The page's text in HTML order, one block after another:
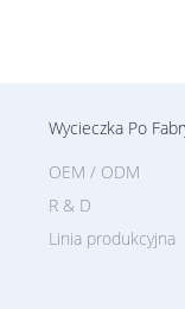
Wycieczka Po
Linia produkcyjna
OEM / ODM
R & D